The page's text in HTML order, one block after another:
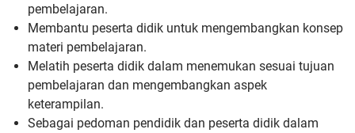
pembelajaran.
Membantu peserta didik untuk mengembangkan konsep
materi pembelajaran.
Melatih peserta didik dalam menemukan sesuai tujuan
pembelajaran dan mengembangkan aspek
keterampilan.
Sebagai pedoman pendidik dan peserta didik dalam